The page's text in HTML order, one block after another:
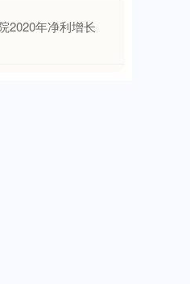
2020年净利增长